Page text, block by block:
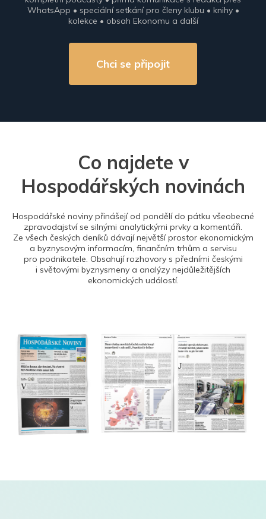
WhatsApp • speciální setkání pro členy klubu • knihy •
kolekce • obsah Ekonomu a další
Chci se připojit
Co najdete v
Hospodářských novinách
Hospodářské noviny přinášejí od pondělí do pátku všeobecné
zpravodajství se silnými analytickými prvky a komentáři.
Ze všech českých deníků dávají největší prostor ekonomickým
a byznysovým informacím, finančním trhům a servisu
pro podnikatele. Obsahují rozhovory s předními českými
i světovými byznysmeny a analýzy nejdůležitějších
ekonomických událostí.